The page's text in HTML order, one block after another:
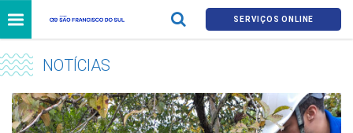
SERVIÇOS ONLINE
NOTÍCIAS